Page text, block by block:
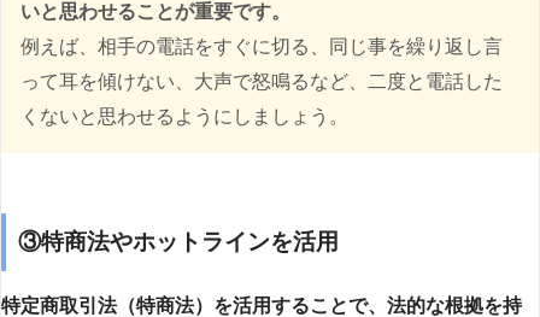
いと思わせることが重要です。
例えば、相手の電話をすぐに切る、同じ事を繰り返し言
って耳を傾けない、大声で怒鳴るなど、二度と電話した
くないと思わせるようにしましょう。
③特商法やホットラインを活用
特定商取引法（特商法）を活用することで、法的な根拠を持